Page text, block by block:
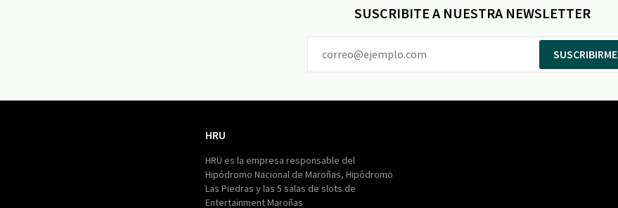
SUSCRIBITE A NUESTRA NEWSLETTER
SUSCRIBIRME
HRU
HRU es la empresa responsable del
Hipódromo Nacional de Maroñas, Hipódromo
Las Piedras y las 5 salas de slots de
Entertainment Maroñas